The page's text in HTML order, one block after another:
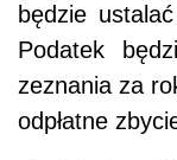
będzie
Podatek
zeznania za
odpłatne